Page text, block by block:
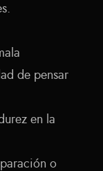
de pensar
en la
o